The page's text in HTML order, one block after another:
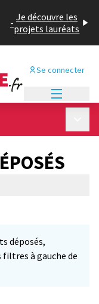
- Je découvre les
projets lauréats
Se connecter
déposés,
à gauche de